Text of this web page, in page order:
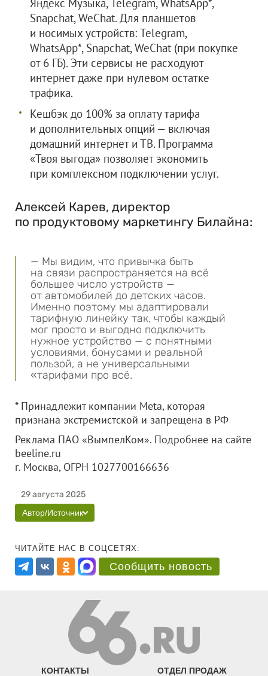
Яндекс Музыка, Telegram, WhatsApp*,
Snapchat, WeChat. Для планшетов
и носимых устройств: Telegram,
WhatsApp*, Snapchat, WeChat (при покупке
от 6 ГБ). Эти сервисы не расходуют
интернет даже при нулевом остатке
трафика.
Кешбэк до 100% за оплату тарифа
и дополнительных опций — включая
домашний интернет и ТВ. Программа
«Твоя выгода» позволяет экономить
при комплексном подключении услуг.
Алексей Карев, директор
по продуктовому маркетингу Билайна:
— Мы видим, что привычка быть
на связи распространяется на всё
большее число устройств —
от автомобилей до детских часов.
Именно поэтому мы адаптировали
тарифную линейку так, чтобы каждый
мог просто и выгодно подключить
нужное устройство — с понятными
условиями, бонусами и реальной
пользой, а не универсальными
«тарифами про всё.
* Принадлежит компании Meta, которая
признана экстремистской и запрещена в РФ
Реклама ПАО «ВымпелКом». Подробнее на сайте
beeline.ru
г. Москва, ОГРН 1027700166636
29 августа 2025
Автор/Источник
ЧИТАЙТЕ НАС В СОЦСЕТЯХ:
Сообщить новость
КОНТАКТЫ ОТДЕЛ ПРОДАЖ